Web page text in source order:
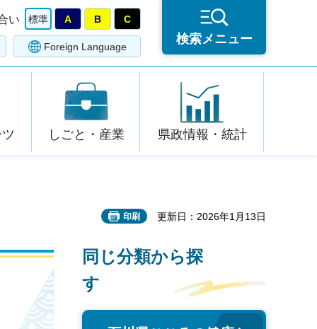
い 標準 A B C
Foreign Language
検索メニュー
しごと・産業 県政情報・統計
印刷 更新日：2026年1月13日
同じ分類から探
す